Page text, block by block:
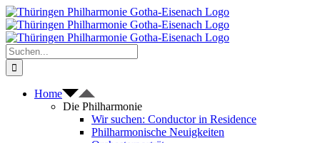
Zum
Inhalt
springen
Suche
nach:
Home
Die Philharmonie
Wir suchen: Conductor in Residence
Philharmonische Neuigkeiten